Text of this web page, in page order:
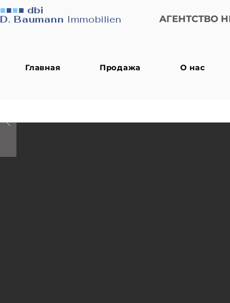
■■■■ dbi
D. Baumann Immobilien АГЕНТСТВО
Главная Продажа О нас